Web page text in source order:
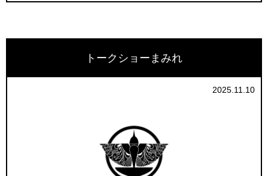
トークショーまみれ
2025.11.10